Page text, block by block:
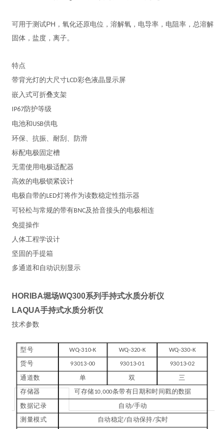
可用于测试PH，氧化还原电位，溶解氧，电导率，电阻率，总溶解
固体，盐度，离子。
特点
带背光灯的大尺寸LCD彩色液晶显示屏
嵌入式可折叠支架
IP67防护等级
电池和 USB供电
环保、抗振、耐刮、防滑
标配电极固定槽
无需使用电极适配器
高效的电极锁紧设计
电极自带的LED灯将作为读数稳定性指示器
可轻松与常规的带有BNC及拾音接头的电极相连
免提操作
人体工程学设计
坚固的手提箱
多通道和自动识别显示
HORIBA堀场WQ300系列手持式水质分析仪
LAQUA手持式水质分析仪
技术参数
型号 WQ-310-K WQ-320-K WQ-330-K
货号 93013-00 93013-01 93013-02
通道数 单 双 三
存储器 可存储10,000条带有日期和时间戳的数据
数据记录 自动/手动
测量模式 自动稳定/自动保持/实时